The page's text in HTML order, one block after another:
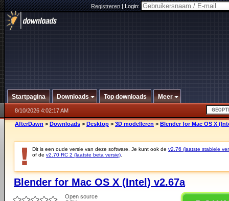
Registreren|Login:
Startpagina Downloads Top downloads Meer
8/10/2026 4:02:17 AM
AfterDawn > Downloads > Desktop > 3D modelleren > Blender for Mac OS X
Dit is een oude versie van deze software. Je kunt ook de v2.76 (laatste stabiele
of de v2.70 RC 2 (laatste beta versie)
Blender for Mac OS X (Intel) v2.67a
Open source